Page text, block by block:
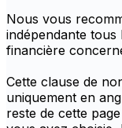
Nous vous
indépendante tous
financière
Cette clause de
uniquement en
reste de cette